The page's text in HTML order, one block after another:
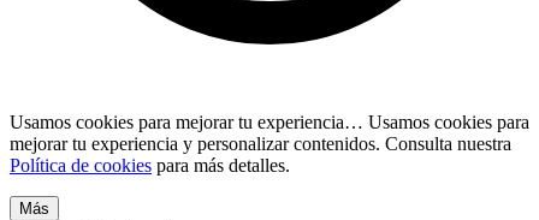
Usamos cookies para mejorar tu experiencia… Usamos cookies para
mejorar tu experiencia y personalizar contenidos. Consulta nuestra
Política de cookies para más detalles.
Más